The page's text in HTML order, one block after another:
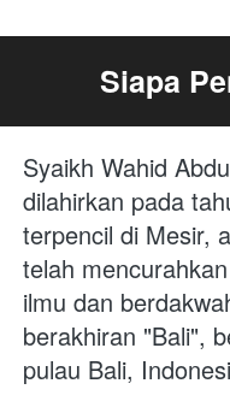
Siapa
Syaikh Wahid
dilahirkan pada
terpencil di Mesir,
telah
ilmu dan
berakhiran "Bali",
pulau Bali,